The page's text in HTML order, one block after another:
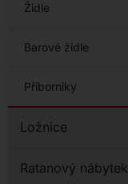
Židle
Barové židle
Příborníky
Ložnice
Ratanový nábytek